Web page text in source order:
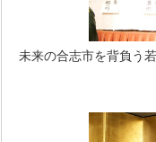
未来の合志市を背負う